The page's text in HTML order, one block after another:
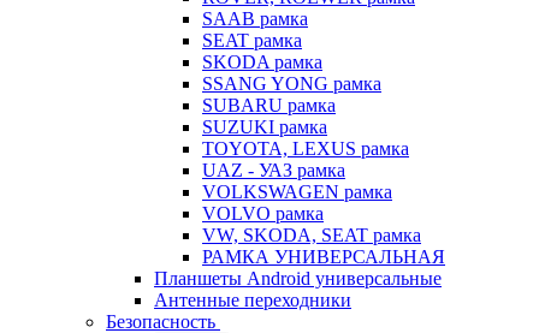
SAAB рамка
SEAT рамка
SKODA рамка
SSANG YONG рамка
SUBARU рамка
SUZUKI рамка
TOYOTA, LEXUS рамка
UAZ - УАЗ рамка
VOLKSWAGEN рамка
VOLVO рамка
VW, SKODA, SEAT рамка
РАМКА УНИВЕРСАЛЬНАЯ
Планшеты Android универсальные
Антенные переходники
Безопасность